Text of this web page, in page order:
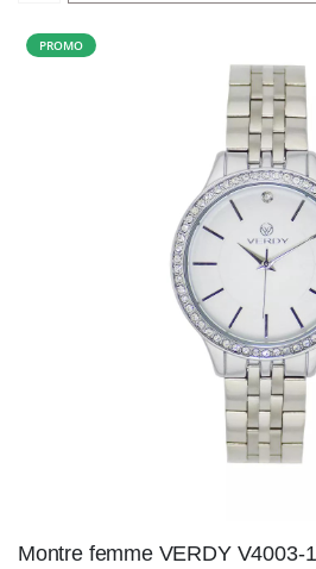
PROMO
Montre femme VERDY V4003-1